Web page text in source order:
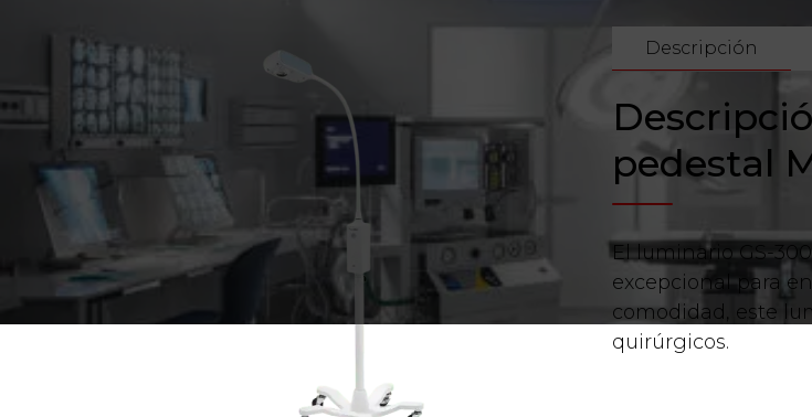
Descripción
pedestal
El luminario GS-
excepcional para
comodidad, este
quirúrgicos.